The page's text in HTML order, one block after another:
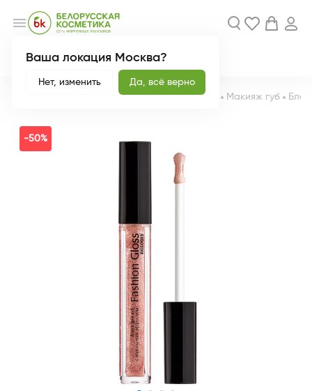
Ваша локация Москва?
Нет, изменить Да, всё верно
menu
Новинки Акции
Декоративная косметика Макияж губ
-50%